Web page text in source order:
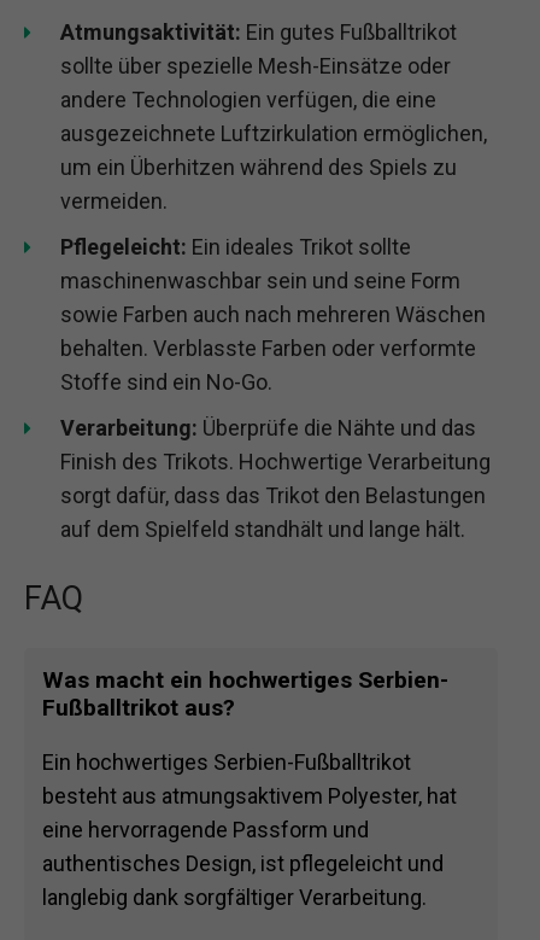
Atmungsaktivität: Ein gutes Fußballtrikot
sollte über spezielle Mesh-Einsätze oder
andere Technologien verfügen, die eine
ausgezeichnete Luftzirkulation ermöglichen,
um ein Überhitzen während des Spiels zu
vermeiden.
Pflegeleicht: Ein ideales Trikot sollte
maschinenwaschbar sein und seine Form
sowie Farben auch nach mehreren Wäschen
behalten. Verblasste Farben oder verformte
Stoffe sind ein No-Go.
Verarbeitung: Überprüfe die Nähte und das
Finish des Trikots. Hochwertige Verarbeitung
sorgt dafür, dass das Trikot den Belastungen
auf dem Spielfeld standhält und lange hält.
FAQ
Was macht ein hochwertiges Serbien-
Fußballtrikot aus?
Ein hochwertiges Serbien-Fußballtrikot
besteht aus atmungsaktivem Polyester, hat
eine hervorragende Passform und
authentisches Design, ist pflegeleicht und
langlebig dank sorgfältiger Verarbeitung.